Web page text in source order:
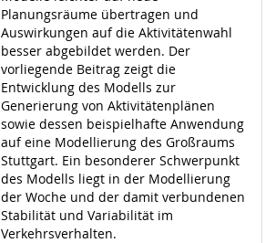
Planungsräume übertragen und
Auswirkungen auf die Aktivitätenwahl
besser abgebildet werden. Der
vorliegende Beitrag zeigt die
Entwicklung des Modells zur
Generierung von Aktivitätenplänen
sowie dessen beispielhafte Anwendung
auf eine Modellierung des Großraums
Stuttgart. Ein besonderer Schwerpunkt
des Modells liegt in der Modellierung
der Woche und der damit verbundenen
Stabilität und Variabilität im
Verkehrsverhalten.